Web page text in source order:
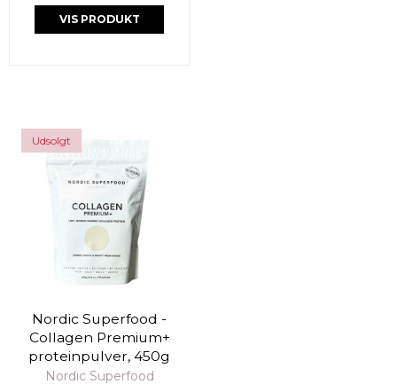
VIS PRODUKT
Udsolgt
Nordic Superfood -
Collagen Premium+
proteinpulver, 450g
Nordic Superfood